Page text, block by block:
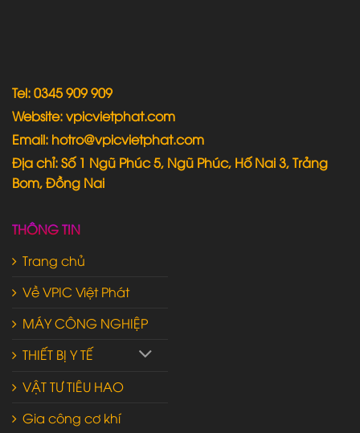
Tel: 0345 909 909
Website: vpicvietphat.com
Email: hotro@vpicvietphat.com
Địa chỉ: Số 1 Ngũ Phúc 5, Ngũ Phúc, Hố Nai 3, Trảng
Bom, Đồng Nai
THÔNG TIN
Trang chủ
Về VPIC Việt Phát
MÁY CÔNG NGHIỆP
THIẾT BỊ Y TẾ
VẬT TƯ TIÊU HAO
Gia công cơ khí